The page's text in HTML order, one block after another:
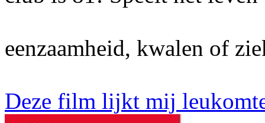
eenzaamheid, kwalen of
Deze film lijkt mij